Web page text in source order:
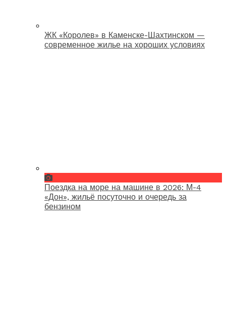
ЖК «Королев» в Каменске-Шахтинском —
современное жилье на хороших условиях
Поездка на море на машине в 2026: М-4
«Дон», жильё посуточно и очередь за
бензином